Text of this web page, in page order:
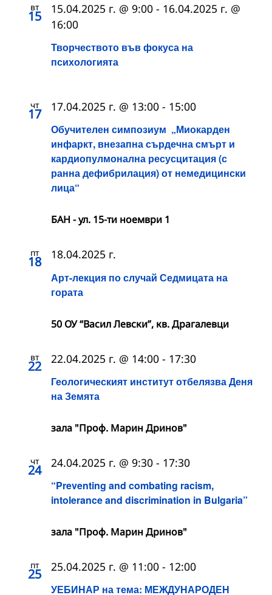
вт
15
Творчеството във фокуса на
психологията
15.04.2025 г. @ 9:00 - 16.04.2025 г. @
16:00
чт
17
Обучителен симпозиум „Миокарден
инфаркт, внезапна сърдечна смърт и
кардиопулмонална ресусцитация (с
ранна дефибрилация) от немедицински
лица“
17.04.2025 г. @ 13:00 - 15:00
БАН - ул. 15-ти ноември 1
пт
18
Арт-лекция по случай Седмицата на
гората
18.04.2025 г.
50 ОУ “Васил Левски”, кв. Драгалевци
вт
22
Геологическият институт отбелязва Деня
на Земята
22.04.2025 г. @ 14:00 - 17:30
зала "Проф. Марин Дринов"
чт
24
“Preventing and combating racism,
intolerance and discrimination in Bulgaria”
24.04.2025 г. @ 9:30 - 17:30
зала "Проф. Марин Дринов"
пт
25
УЕБИНАР на тема: МЕЖДУНАРОДЕН
25.04.2025 г. @ 11:00 - 12:00